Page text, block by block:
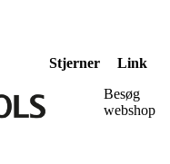
Stjerner
Link
Besøg
webshop